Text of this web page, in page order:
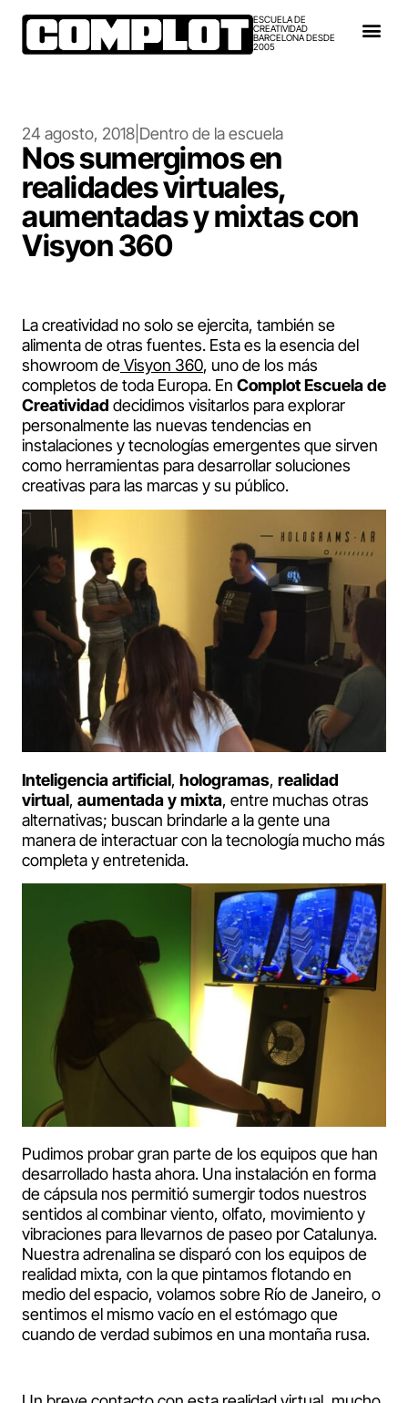
ESCUELA DE
CREATIVIDAD
BARCELONA DESDE
2005
24 agosto, 2018 Dentro de la escuela
Nos sumergimos en
realidades virtuales,
aumentadas y mixtas con
Visyon 360
La creatividad no solo se ejercita, también se
alimenta de otras fuentes. Esta es la esencia del
showroom deVisyon 360, uno de los más
completos de toda Europa. En Complot Escuela de
Creatividad decidimos visitarlos para explorar
personalmente las nuevas tendencias en
instalaciones y tecnologías emergentes que sirven
como herramientas para desarrollar soluciones
creativas para las marcas y su público.
Inteligencia artificial, hologramas, realidad
virtual, aumentada y mixta, entre muchas otras
alternativas; buscan brindarle a la gente una
manera de interactuar con la tecnología mucho más
completa y entretenida.
Pudimos probar gran parte de los equipos que han
desarrollado hasta ahora. Una instalación en forma
de cápsula nos permitió sumergir todos nuestros
sentidos al combinar viento, olfato, movimiento y
vibraciones para llevarnos de paseo por Catalunya.
Nuestra adrenalina se disparó con los equipos de
realidad mixta, con la que pintamos flotando en
medio del espacio, volamos sobre Río de Janeiro, o
sentimos el mismo vacío en el estómago que
cuando de verdad subimos en una montaña rusa.